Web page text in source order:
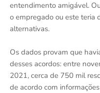
entendimento amigável.
o empregado ou este teria
alternativas.
Os dados provam que
desses acordos: entre
2021, cerca de 750 mil
de acordo com